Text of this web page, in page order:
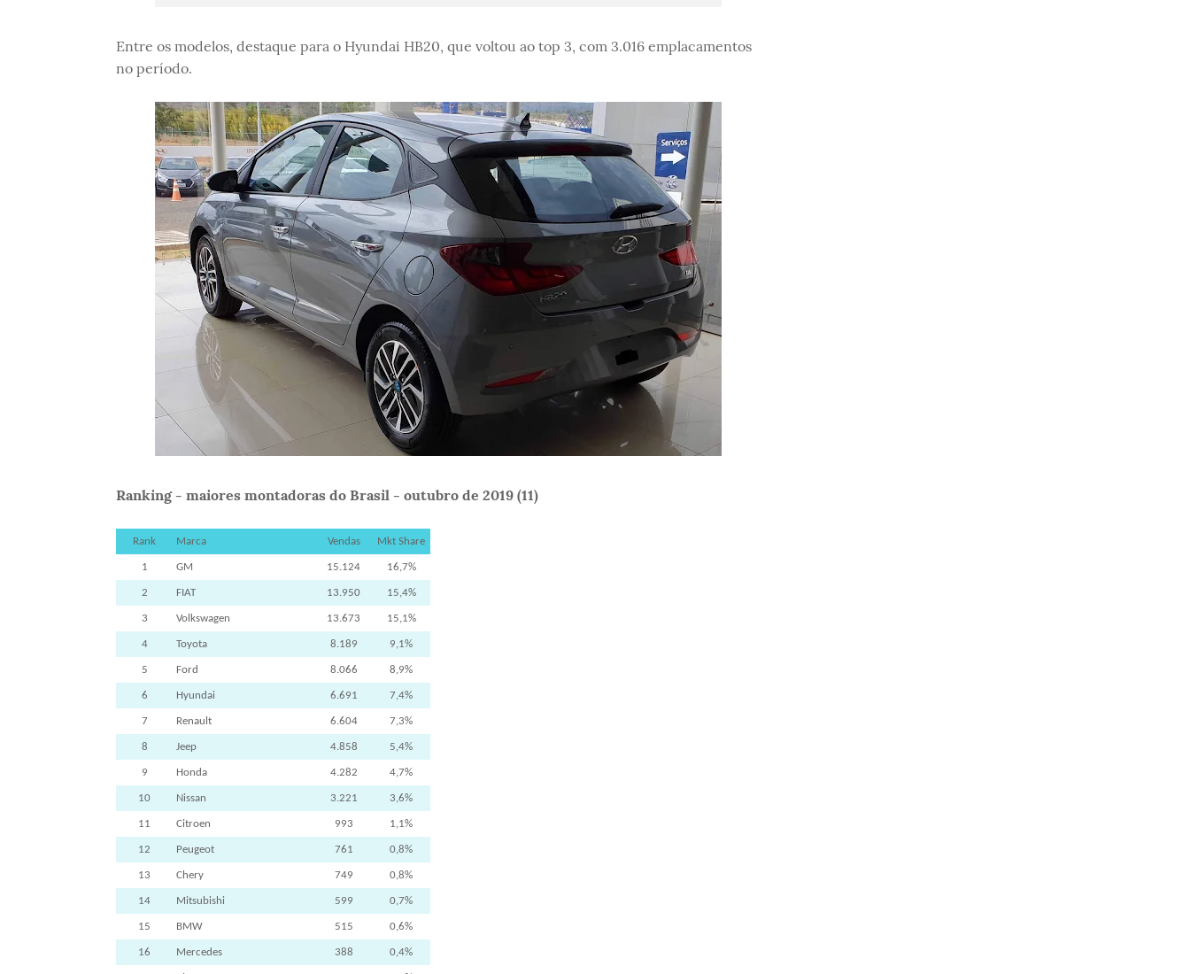
Entre os modelos, destaque para o Hyundai HB20, que voltou ao top 3, com 3.016 emplacamentos
no período.
Ranking - maiores montadoras do Brasil - outubro de 2019 (11)
Rank Marca Vendas Mkt Share
1 GM 15.124 16,7%
2 FIAT 13.950 15,4%
3 Volkswagen 13.673 15,1%
4 Toyota 8.189 9,1%
5 Ford 8.066 8,9%
6 Hyundai 6.691 7,4%
7 Renault 6.604 7,3%
8 Jeep 4.858 5,4%
9 Honda 4.282 4,7%
10 Nissan 3.221 3,6%
11 Citroen 993 1,1%
12 Peugeot 761 0,8%
13 Chery 749 0,8%
14 Mitsubishi 599 0,7%
15 BMW 515 0,6%
16 Mercedes 388 0,4%